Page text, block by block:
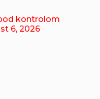
kontrolom
6, 2026